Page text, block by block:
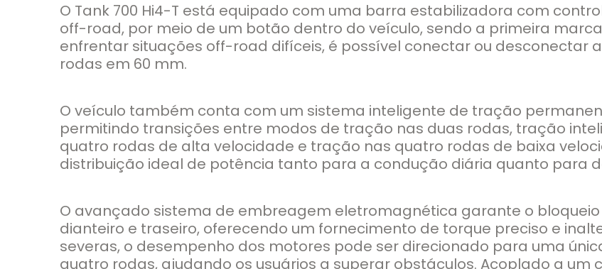
O Tank 700 Hi4-T está equipado com uma barra estabilizadora com
off-road, por meio de um botão dentro do veículo, sendo a primeira
enfrentar situações off-road difíceis, é possível conectar ou desconectar
rodas em 60 mm.
O veículo também conta com um sistema inteligente de tração
permitindo transições entre modos de tração nas duas rodas, tração
quatro rodas de alta velocidade e tração nas quatro rodas de baixa
distribuição ideal de potência tanto para a condução diária quanto para
O avançado sistema de embreagem eletromagnética garante o
dianteiro e traseiro, oferecendo um fornecimento de torque preciso e
severas, o desempenho dos motores pode ser direcionado para uma
quatro rodas, ajudando os usuários a superar obstáculos. Acoplado a um